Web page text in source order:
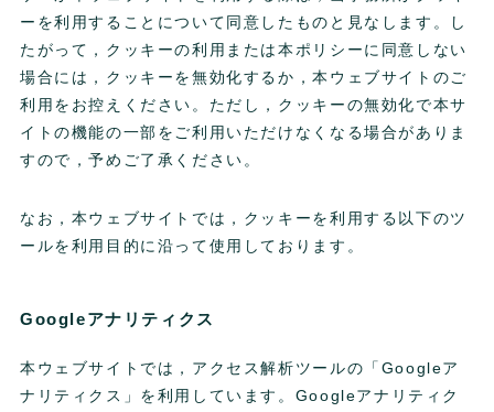
ーを利用することについて同意したものと見なします。し
たがって，クッキーの利用または本ポリシーに同意しない
場合には，クッキーを無効化するか，本ウェブサイトのご
利用をお控えください。ただし，クッキーの無効化で本サ
イトの機能の一部をご利用いただけなくなる場合がありま
すので，予めご了承ください。
なお，本ウェブサイトでは，クッキーを利用する以下のツ
ールを利用目的に沿って使用しております。
Googleアナリティクス
本ウェブサイトでは，アクセス解析ツールの「Googleア
ナリティクス」を利用しています。Googleアナリティク